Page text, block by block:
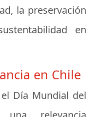
la preservación
en
en Chile
Día Mundial del